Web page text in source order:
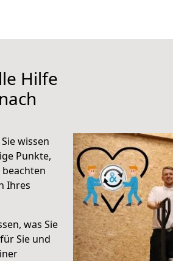
Hilfe
wissen
Punkte,
Ihres
was Sie
Sie und